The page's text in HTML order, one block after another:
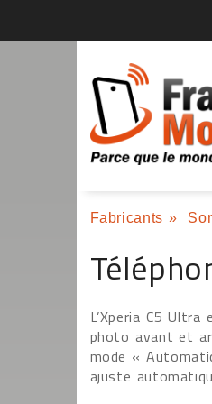
Fabricants »
L’Xperia C5
photo avant et
mode «
ajuste